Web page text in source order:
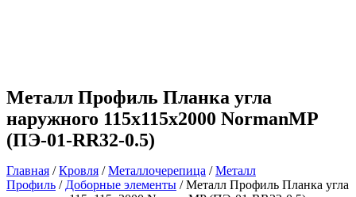
Металл Профиль Планка угла
наружного 115х115х2000 NormanMP
(ПЭ-01-RR32-0.5)
Главная /Кровля /Металлочерепица /Металл
Профиль / Доборные элементы / Металл Профиль Планка угла